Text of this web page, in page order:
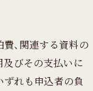
、関連する資料の
及びその支払いに
ずれも申込者の負